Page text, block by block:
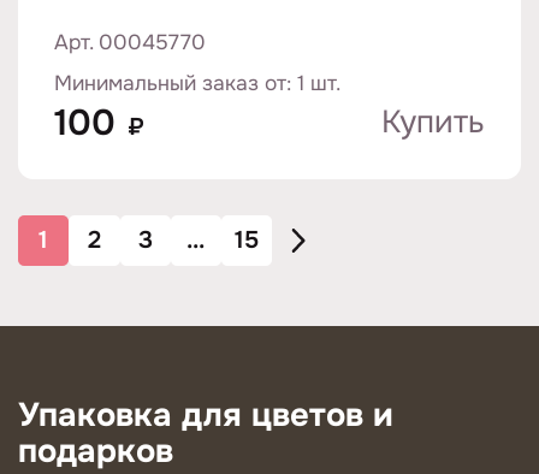
Арт. 00045770
Минимальный заказ от: 1 шт.
100 ₽ Купить
1 2 3 ... 15
Упаковка для цветов и
подарков